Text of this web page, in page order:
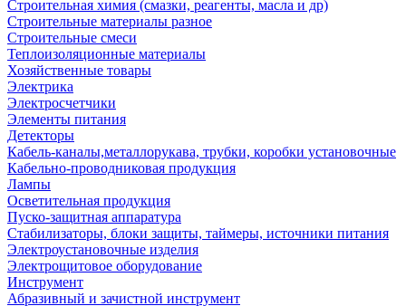
Строительная химия (смазки, реагенты, масла и др)
Строительные материалы разное
Строительные смеси
Теплоизоляционные материалы
Хозяйственные товары
Электрика
Электросчетчики
Элементы питания
Детекторы
Кабель-каналы,металлорукава, трубки, коробки установочные
Кабельно-проводниковая продукция
Лампы
Осветительная продукция
Пуско-защитная аппаратура
Стабилизаторы, блоки защиты, таймеры, источники питания
Электроустановочные изделия
Электрощитовое оборудование
Инструмент
Абразивный и зачистной инструмент